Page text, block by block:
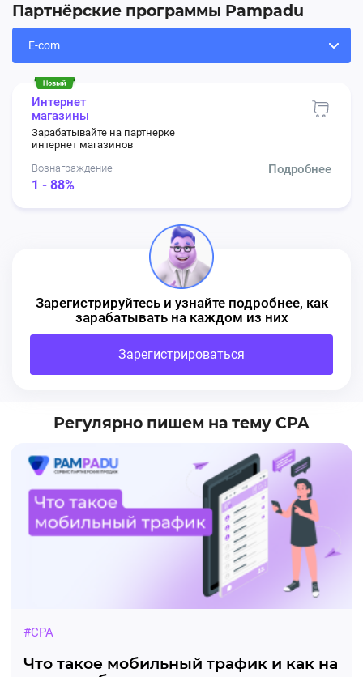
Партнёрские программы Pampadu
Интернет
магазины
Зарабатывайте на партнерке
интернет магазинов
Вознаграждение
1 - 88%
Подробнее
Зарегистрируйтесь и узнайте подробнее, как
зарабатывать на каждом из них
Зарегистрироваться
Регулярно пишем на тему CPA
#CPA
Что такое мобильный трафик и как на